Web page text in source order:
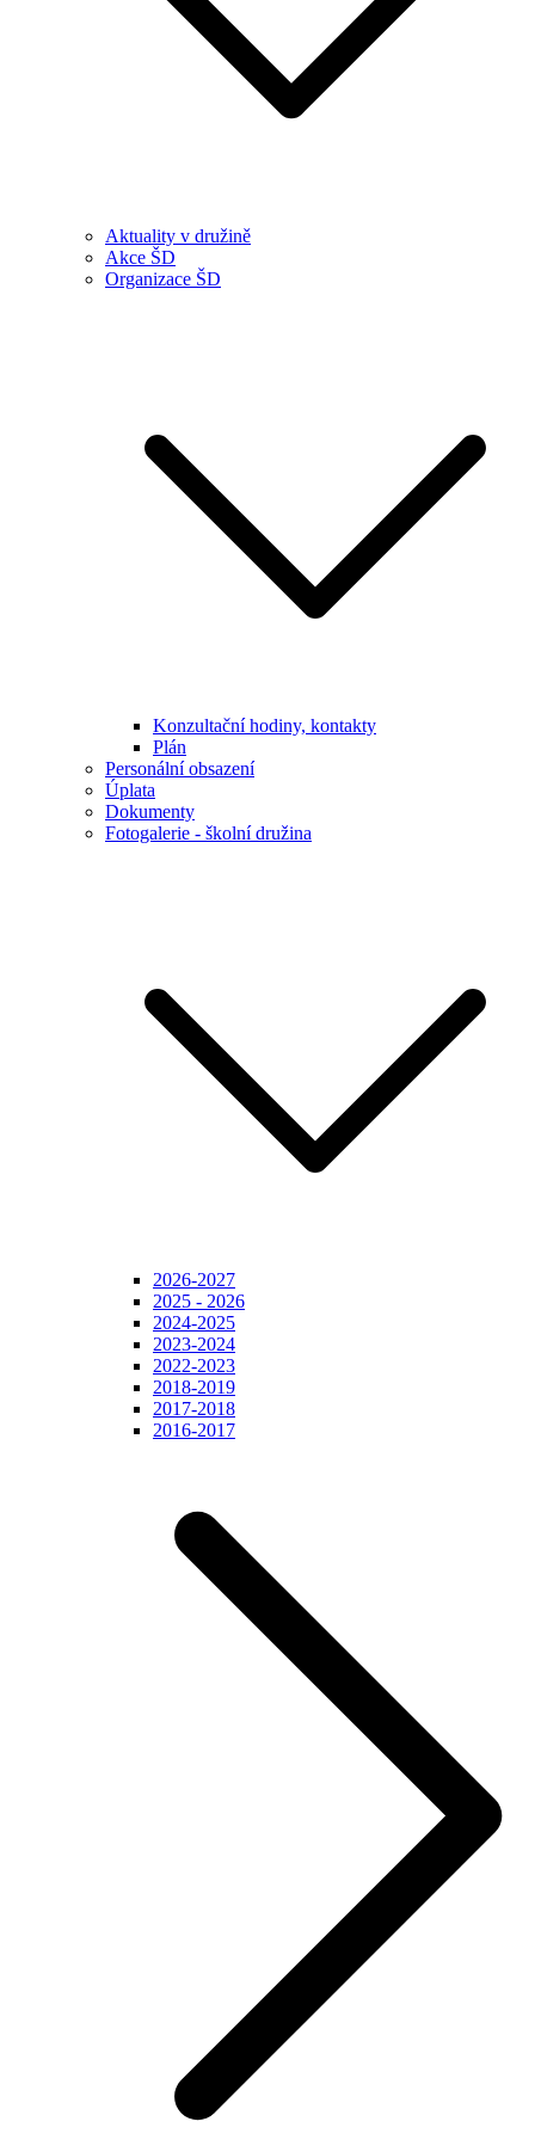
Aktuality v družině
Akce ŠD
Organizace ŠD
Konzultační hodiny, kontakty
Plán
Personální obsazení
Úplata
Dokumenty
Fotogalerie - školní družina
2026-2027
2025 - 2026
2024-2025
2023-2024
2022-2023
2018-2019
2017-2018
2016-2017